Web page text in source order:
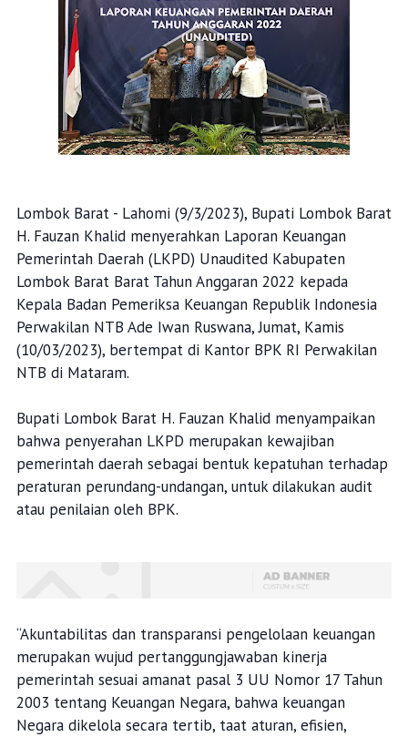
Lombok Barat - Lahomi (9/3/2023), Bupati Lombok Barat
H. Fauzan Khalid menyerahkan Laporan Keuangan
Pemerintah Daerah (LKPD) Unaudited Kabupaten
Lombok Barat Barat Tahun Anggaran 2022 kepada
Kepala Badan Pemeriksa Keuangan Republik Indonesia
Perwakilan NTB Ade Iwan Ruswana, Jumat, Kamis
(10/03/2023), bertempat di Kantor BPK RI Perwakilan
NTB di Mataram.
Bupati Lombok Barat H. Fauzan Khalid menyampaikan
bahwa penyerahan LKPD merupakan kewajiban
pemerintah daerah sebagai bentuk kepatuhan terhadap
peraturan perundang-undangan, untuk dilakukan audit
atau penilaian oleh BPK.
“Akuntabilitas dan transparansi pengelolaan keuangan
merupakan wujud pertanggungjawaban kinerja
pemerintah sesuai amanat pasal 3 UU Nomor 17 Tahun
2003 tentang Keuangan Negara, bahwa keuangan
Negara dikelola secara tertib, taat aturan, efisien,